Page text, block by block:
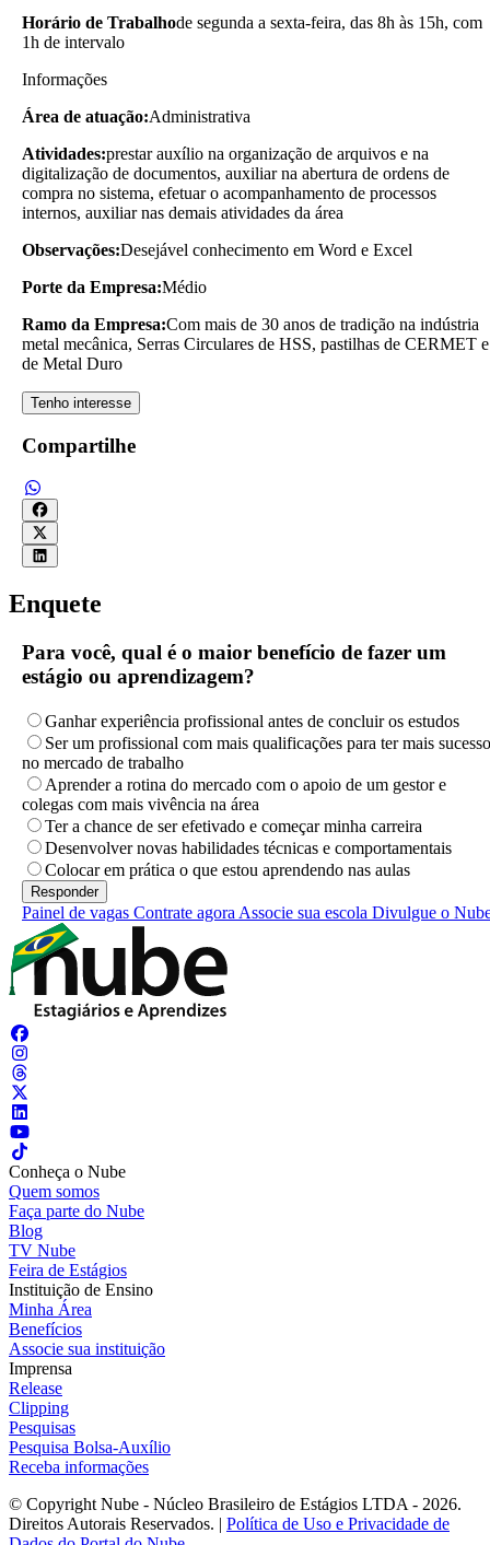
Horário de Trabalhode segunda a sexta-feira, das 8h às 15h, com
1h de intervalo
Informações
Área de atuação:Administrativa
Atividades:prestar auxílio na organização de arquivos e na
digitalização de documentos, auxiliar na abertura de ordens de
compra no sistema, efetuar o acompanhamento de processos
internos, auxiliar nas demais atividades da área
Observações:Desejável conhecimento em Word e Excel
Porte da Empresa:Médio
Ramo da Empresa:Com mais de 30 anos de tradição na indústria
metal mecânica, Serras Circulares de HSS, pastilhas de CERMET e
de Metal Duro
Tenho interesse
Compartilhe
Enquete
Para você, qual é o maior benefício de fazer um
estágio ou aprendizagem?
Ganhar experiência profissional antes de concluir os estudos
Ser um profissional com mais qualificações para ter mais sucesso
no mercado de trabalho
Aprender a rotina do mercado com o apoio de um gestor e
colegas com mais vivência na área
Ter a chance de ser efetivado e começar minha carreira
Desenvolver novas habilidades técnicas e comportamentais
Colocar em prática o que estou aprendendo nas aulas
Painel de vagas Contrate agora Associe sua escola Divulgue o
Conheça o Nube
Quem somos
Faça parte do Nube
Blog
TV Nube
Feira de Estágios
Instituição de Ensino
Minha Área
Benefícios
Associe sua instituição
Imprensa
Release
Clipping
Pesquisas
Pesquisa Bolsa-Auxílio
Receba informações
© Copyright Nube - Núcleo Brasileiro de Estágios LTDA - 2026.
Direitos Autorais Reservados. | Política de Uso e Privacidade de